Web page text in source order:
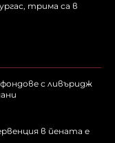
трима са в
с ливъридж
в йената е